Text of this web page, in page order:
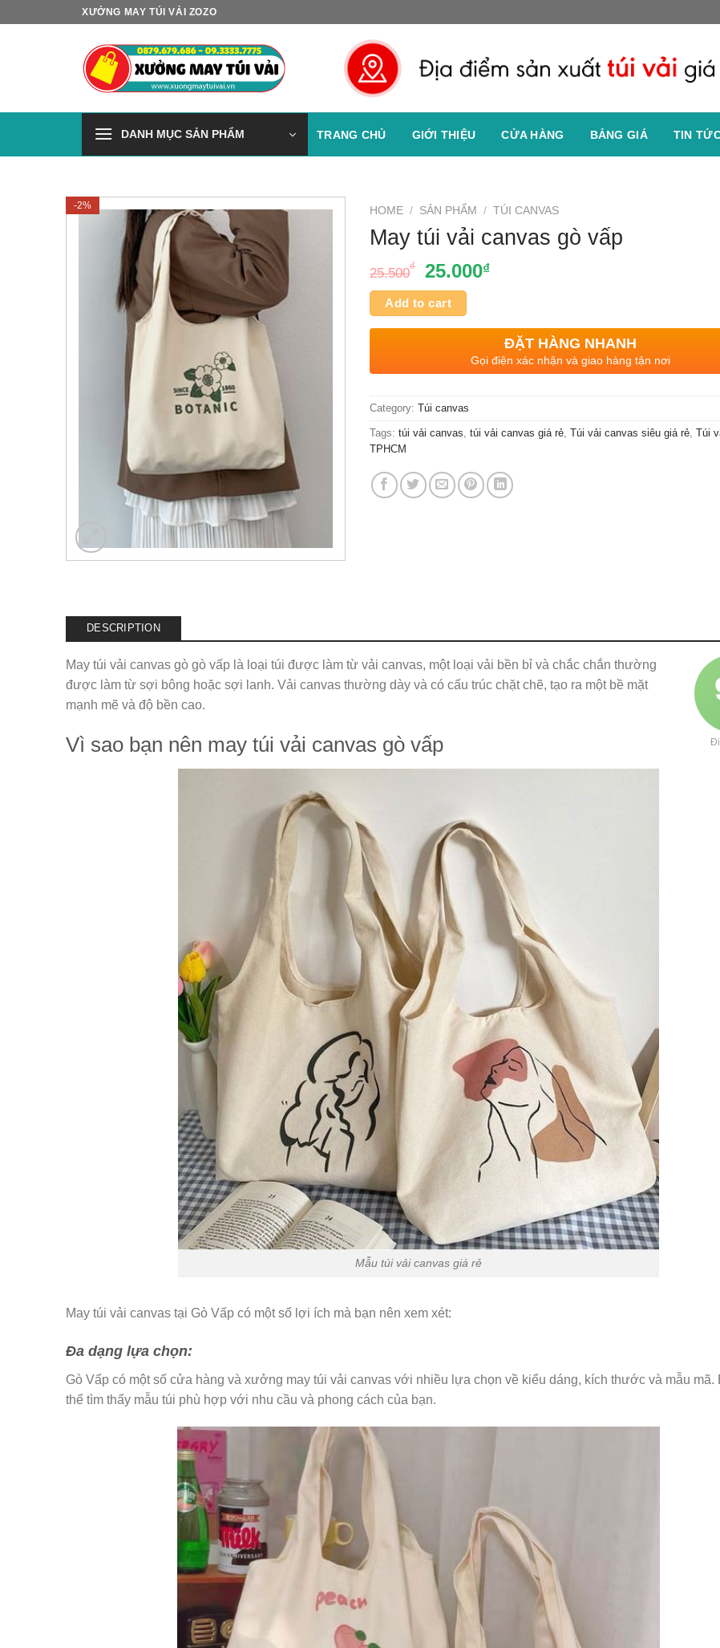
XƯỞNG MAY TÚI VẢI ZOZO
DANH MỤC SẢN PHẨM TRANG CHỦ GIỚI THIỆU CỬA HÀNG BẢNG GIÁ TIN
-2% HOME / SẢN PHẨM / TÚI CANVAS
May túi vải canvas gò vấp
25.500₫ 25.000₫
Add to cart
ĐẶT HÀNG NHANH
Gọi điện xác nhận và giao hàng tận nơi
Category:Túi canvas
Tags:túi vải canvas,túi vải canvas giá rẻ,Túi vải canvas siêu giá rẻ,Túi
TPHCM
DESCRIPTION
May túi vải canvas gò gò vấp là loại túi được làm từ vải canvas, một loại vải bền bỉ và chắc chắn thường
được làm từ sợi bông hoặc sợi lanh. Vải canvas thường dày và có cấu trúc chặt chẽ, tạo ra một bề mặt
mạnh mẽ và độ bền cao.
Vì sao bạn nên may túi vải canvas gò vấp
Mẫu túi vải canvas giá rẻ
May túi vải canvas tại Gò Vấp có một số lợi ích mà bạn nên xem xét:
Đa dạng lựa chọn:
Gò Vấp có một số cửa hàng và xưởng may túi vải canvas với nhiều lựa chọn về kiểu dáng, kích thước và mẫu mã.
thể tìm thấy mẫu túi phù hợp với nhu cầu và phong cách của bạn.